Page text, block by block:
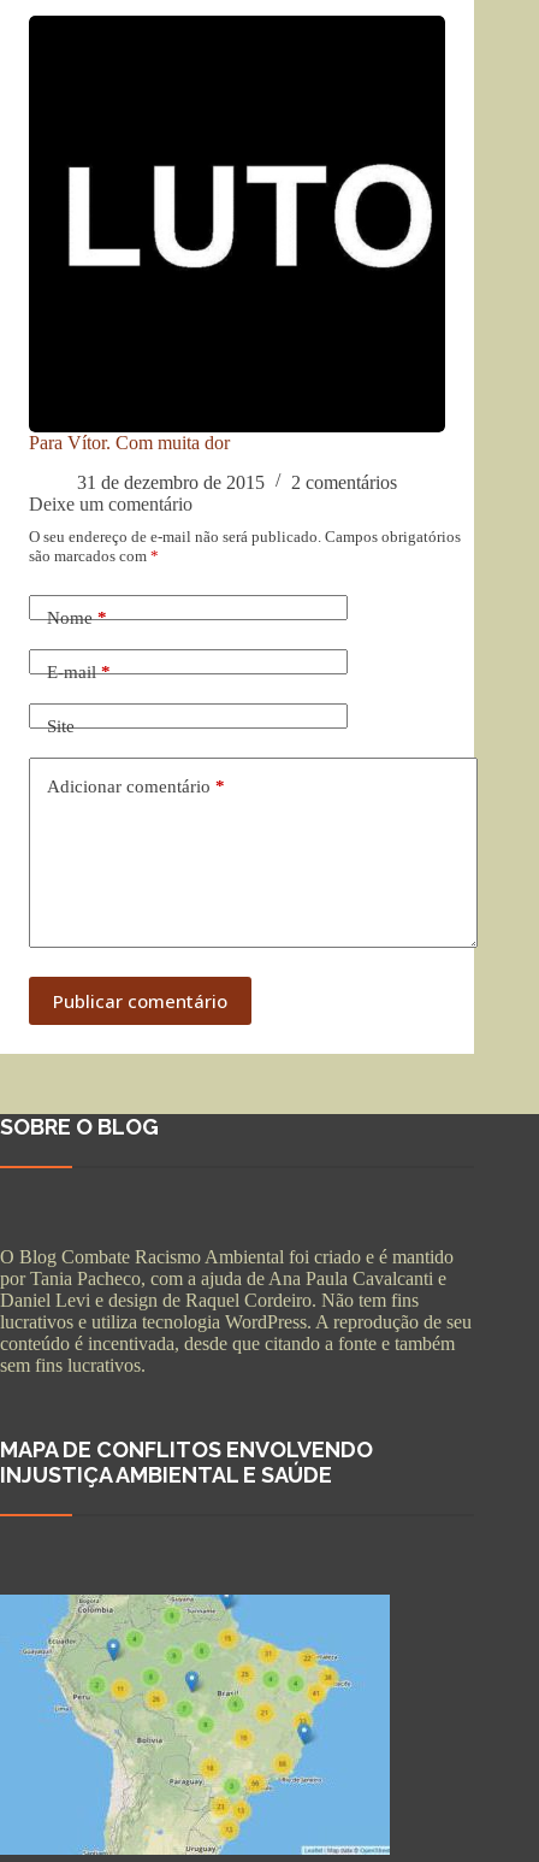
Para Vítor. Com muita dor
31 de dezembro de 2015
2 comentários
Deixe um comentário
O seu endereço de e-mail não será publicado. Campos obrigatórios
são marcados com *
Nome*
E-mail*
Site
Adicionar comentário *
Publicar comentário
SOBRE O BLOG
O Blog Combate Racismo Ambiental foi criado e é mantido
por Tania Pacheco, com a ajuda de Ana Paula Cavalcanti e
Daniel Levi e design de Raquel Cordeiro. Não tem fins
lucrativos e utiliza tecnologia WordPress. A reprodução de seu
conteúdo é incentivada, desde que citando a fonte e também
sem fins lucrativos.
MAPA DE CONFLITOS ENVOLVENDO
INJUSTIÇA AMBIENTAL E SAÚDE